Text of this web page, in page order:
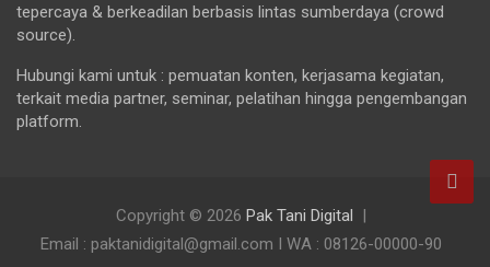
tepercaya & berkeadilan berbasis lintas sumberdaya (crowd
source).
Hubungi kami untuk : pemuatan konten, kerjasama kegiatan,
terkait media partner, seminar, pelatihan hingga pengembangan
platform.
Copyright © 2026 Pak Tani Digital
Email : paktanidigital@gmail.com I WA : 08126-00000-90